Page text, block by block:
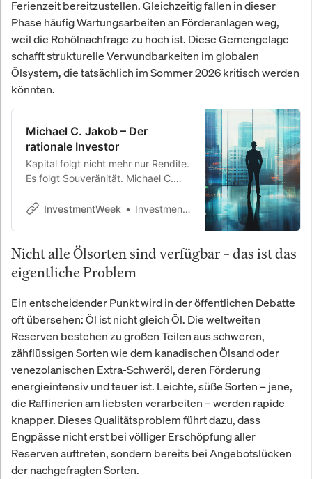
Ferienzeit bereitzustellen. Gleichzeitig fallen in dieser
Phase häufig Wartungsarbeiten an Förderanlagen weg,
weil die Rohölnachfrage zu hoch ist. Diese Gemengelage
schafft strukturelle Verwundbarkeiten im globalen
Ölsystem, die tatsächlich im Sommer 2026 kritisch werden
könnten.
Michael C. Jakob – Der
rationale Investor
Kapital folgt nicht mehr nur Rendite.
Es folgt Souveränität. Michael C.
Architektur des globalen Kapitals
Jahrzehnte bedeutet.
InvestmentWeek InvestmentWeek
Nicht alle Ölsorten sind verfügbar – das ist das
eigentliche Problem
Ein entscheidender Punkt wird in der öffentlichen Debatte
oft übersehen: Öl ist nicht gleich Öl. Die weltweiten
Reserven bestehen zu großen Teilen aus schweren,
zähflüssigen Sorten wie dem kanadischen Ölsand oder
venezolanischen Extra-Schweröl, deren Förderung
energieintensiv und teuer ist. Leichte, süße Sorten – jene,
die Raffinerien am liebsten verarbeiten – werden rapide
knapper. Dieses Qualitätsproblem führt dazu, dass
Engpässe nicht erst bei völliger Erschöpfung aller
Reserven auftreten, sondern bereits bei Angebotslücken
der nachgefragten Sorten.